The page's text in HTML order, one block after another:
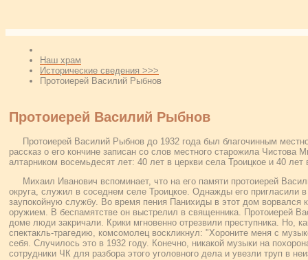
Наш храм
Исторические сведения >>>
Протоиерей Василий Рыбнов
Протоиерей Василий Рыбнов
Протоиерей Василий Рыбнов до 1932 года был благочинным
рассказ о его кончине записан со слов местного старожила Чистова
алтарником восемьдесят лет: 40 лет в церкви села Троицкое и 40 лет
Михаил Иванович вспоминает, что на его памяти протоиерей
округа, служил в соседнем селе Троицкое. Однажды его пригласили
заупокойную службу. Во время пения Панихиды в этот дом ворвался
оружием. В беспамятстве он выстрелил в священника. Протоиерей
доме люди закричали. Крики мгновенно отрезвили преступника. Но,
спектакль-трагедию, комсомолец воскликнул: "Хороните меня с
себя. Случилось это в 1932 году. Конечно, никакой музыки на
сотрудники ЧК для разбора этого уголовного дела и увезли труп в